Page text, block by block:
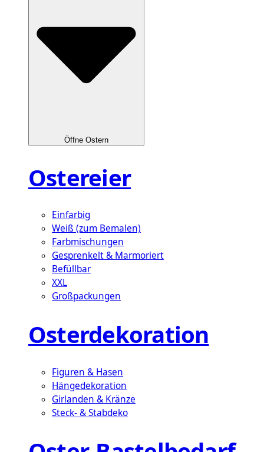
Öffne Ostern
Ostereier
Einfarbig
Weiß (zum Bemalen)
Farbmischungen
Gesprenkelt & Marmoriert
Befüllbar
XXL
Großpackungen
Osterdekoration
Figuren & Hasen
Hängedekoration
Girlanden & Kränze
Steck- & Stabdeko